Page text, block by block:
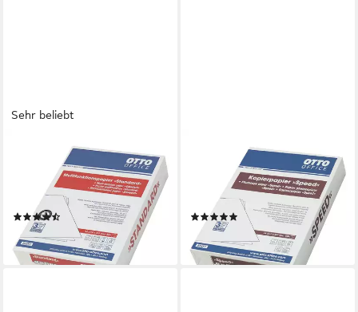
Sehr beliebt
OTTO OFFICE
Druckerpapier Standard,
Format DIN A4, 80 g/m², 161
CIE, 500 Blatt
(27)
10,19 €
lieferbar - in 2-3 Werktagen bei dir
OTTO OFFICE
Druckerpapier SPEED, DIN
A4, 80 g/m², 150 CIE, 500
(10)
9,19 €
lieferbar - in 2-3 Werktagen bei dir